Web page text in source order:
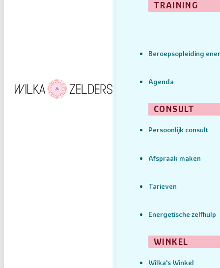
TRAINING
Beroepsopleiding
Agenda
CONSULT
Persoonlijk consult
Afspraak maken
Tarieven
Energetische zelfhulp
WINKEL
Wilka's Winkel